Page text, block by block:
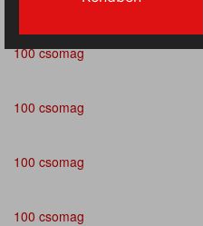
100 csomag
100 csomag
100 csomag
100 csomag